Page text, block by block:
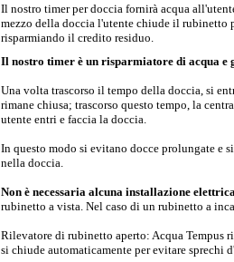
Il nostro timer per doccia fornirà acqua
mezzo della doccia l'utente chiude il rubinetto
risparmiando il credito residuo.
Il nostro timer è un risparmiatore di acqua e
Una volta trascorso il tempo della doccia, si
rimane chiusa; trascorso questo tempo, la
utente entri e faccia la doccia.
In questo modo si evitano docce prolungate e
nella doccia.
Non è necessaria alcuna installazione
rubinetto a vista. Nel caso di un rubinetto a
Rilevatore di rubinetto aperto: Acqua Tempus
si chiude automaticamente per evitare sprechi